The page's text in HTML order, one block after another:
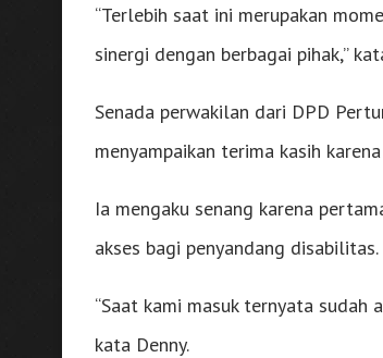
“Terlebih saat ini merupakan
sinergi dengan berbagai pihak,”
Senada perwakilan dari DPD
menyampaikan terima kasih
Ia mengaku senang karena
akses bagi penyandang disabilitas.
“Saat kami masuk ternyata sudah
kata Denny.